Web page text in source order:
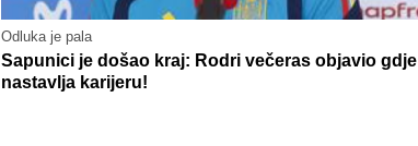
Odluka je pala
Sapunici je došao kraj: Rodri večeras objavio gdje
nastavlja karijeru!